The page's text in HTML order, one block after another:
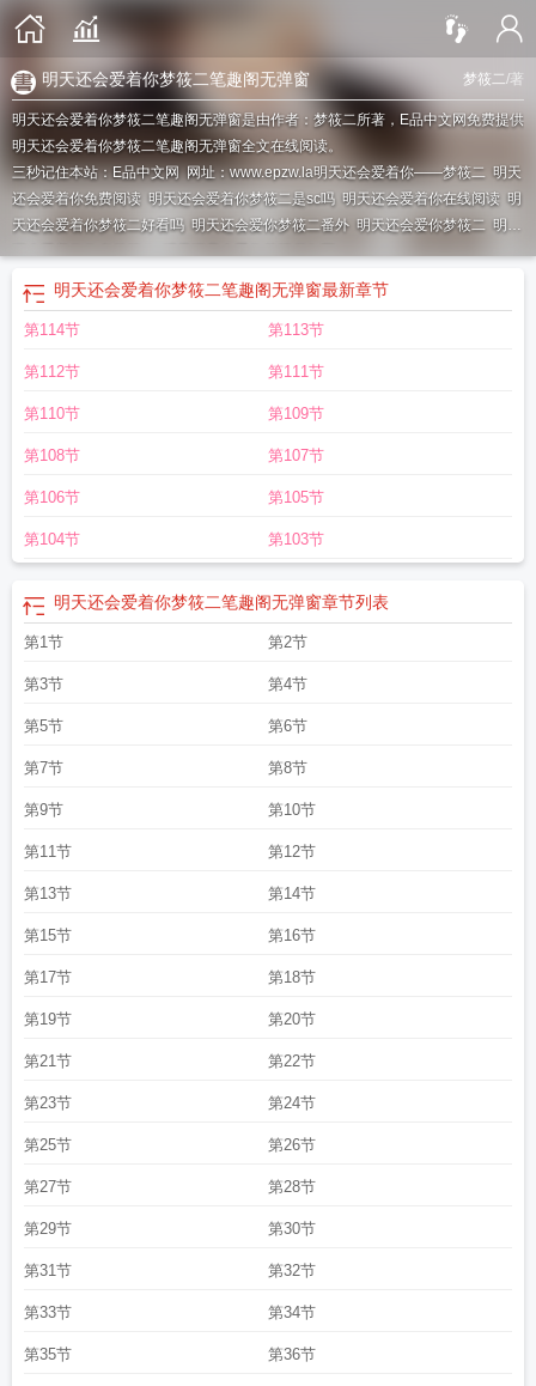
梦筱二/著
明天还会爱着你梦筱二笔趣阁无弹窗
明天还会爱着你梦筱二笔趣阁无弹窗是由作者：梦筱二所著，E品中文网免费提供
明天还会爱着你梦筱二笔趣阁无弹窗全文在线阅读。
三秒记住本站：E品中文网 网址：www.epzw.la明天还会爱着你——梦筱二 明天
还会爱着你免费阅读 明天还会爱着你梦筱二是sc吗 明天还会爱着你在线阅读 明
天还会爱着你梦筱二好看吗 明天还会爱你梦筱二番外 明天还会爱你梦筱二 明天
明天还会爱着你梦筱二笔趣阁无弹窗最新章节
第114节 第113节
第112节 第111节
第110节 第109节
第108节 第107节
第106节 第105节
第104节 第103节
明天还会爱着你梦筱二笔趣阁无弹窗章节列表
第1节 第2节
第3节 第4节
第5节 第6节
第7节 第8节
第9节 第10节
第11节 第12节
第13节 第14节
第15节 第16节
第17节 第18节
第19节 第20节
第21节 第22节
第23节 第24节
第25节 第26节
第27节 第28节
第29节 第30节
第31节 第32节
第33节 第34节
第35节 第36节